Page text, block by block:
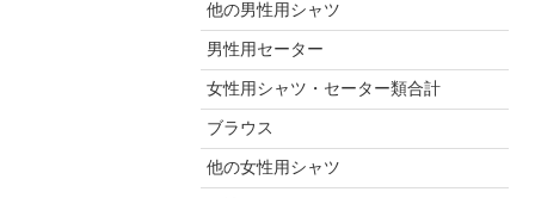
他の男性用シャツ
男性用セーター
女性用シャツ・セーター類合計
ブラウス
他の女性用シャツ